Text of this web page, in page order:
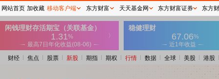
财经 焦点 股票 新股 期指 期权 行情 数据 全球 美股 港股
网站首页 加收藏 移动客户端 东方财富 天天基金网 东方财富证券 东方